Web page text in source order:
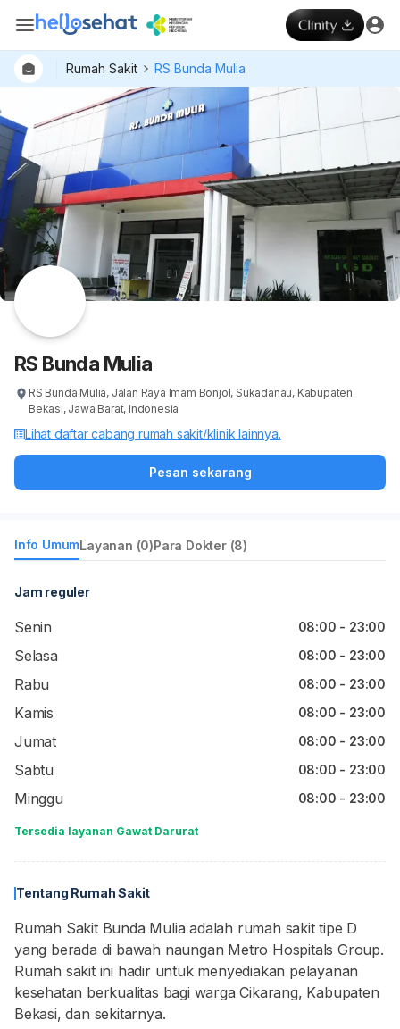
Rumah Sakit RS Bunda Mulia
RS Bunda Mulia
RS Bunda Mulia, Jalan Raya Imam Bonjol, Sukadanau, Kabupaten
Bekasi, Jawa Barat, Indonesia
Lihat daftar cabang rumah sakit/klinik lainnya.
Pesan sekarang
Info UmumLayanan (0)Para Dokter (8)
Jam reguler
Senin 08:00 - 23:00
Selasa 08:00 - 23:00
Rabu 08:00 - 23:00
Kamis 08:00 - 23:00
Jumat 08:00 - 23:00
Sabtu 08:00 - 23:00
Minggu 08:00 - 23:00
Tersedia layanan Gawat Darurat
Tentang Rumah Sakit
Rumah Sakit Bunda Mulia adalah rumah sakit tipe D
yang berada di bawah naungan Metro Hospitals Group.
Rumah sakit ini hadir untuk menyediakan pelayanan
kesehatan berkualitas bagi warga Cikarang, Kabupaten
Bekasi, dan sekitarnya.
Hospital